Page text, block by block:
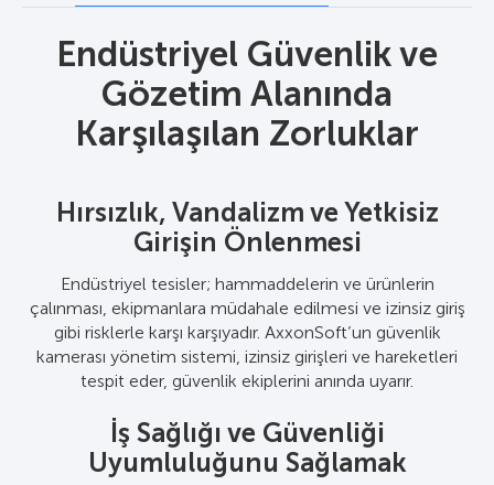
Endüstriyel Güvenlik ve
Gözetim Alanında
Karşılaşılan Zorluklar
Hırsızlık, Vandalizm ve Yetkisiz
Girişin Önlenmesi
Endüstriyel tesisler; hammaddelerin ve ürünlerin
çalınması, ekipmanlara müdahale edilmesi ve izinsiz giriş
gibi risklerle karşı karşıyadır. AxxonSoft’un güvenlik
kamerası yönetim sistemi, izinsiz girişleri ve hareketleri
tespit eder, güvenlik ekiplerini anında uyarır.
İş Sağlığı ve Güvenliği
Uyumluluğunu Sağlamak
AxxonSoft Endüstriyel
Güvenlik ve Operasyonları
Nasıl Dönüştürüyor
Maksimum Koruma İçin Endüstriyel
Güvenlik Kamerası Sistemlerini
Geliştirin
AxxonSoft’un endüstriyel güvenlik kamerası çözümü,
izinsiz giriş, hırsızlık ve yetkisiz erişimi algılayarak tesisin
7/24 izlenmesini sağlar. Yapay zeka destekli hareket
algılama ve plaka tanıma, durumsal farkındalığı en üst
Yangın riski, sızıntılar veya yetkisiz personel gibi tehdit ve
acil durumları belirlemek için yapay zeka destekli video